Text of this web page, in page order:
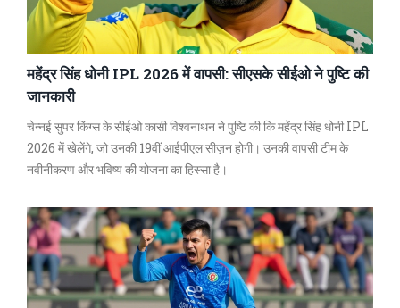
महेंद्र सिंह धोनी IPL 2026 में वापसी: सीएसके सीईओ ने पुष्टि की
जानकारी
चेन्नई सुपर किंग्स के सीईओ कासी विश्वनाथन ने पुष्टि की कि महेंद्र सिंह धोनी IPL
2026 में खेलेंगे, जो उनकी 19वीं आईपीएल सीज़न होगी। उनकी वापसी टीम के
नवीनीकरण और भविष्य की योजना का हिस्सा है।